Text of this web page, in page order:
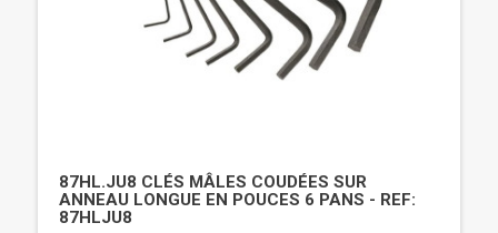
87HL.JU8 CLÉS MÂLES COUDÉES SUR
ANNEAU LONGUE EN POUCES 6 PANS - REF:
87HLJU8